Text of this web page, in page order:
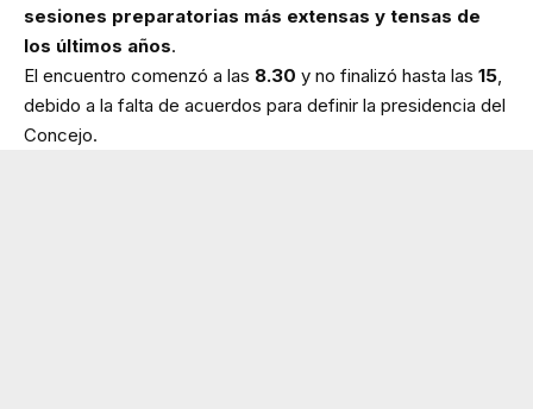
sesiones preparatorias más extensas y tensas de
los últimos años.
El encuentro comenzó a las 8.30 y no finalizó hasta las 15,
debido a la falta de acuerdos para definir la presidencia del
Concejo.